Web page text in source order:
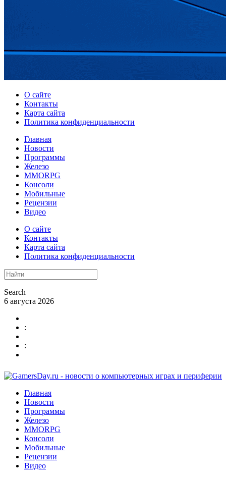
О сайте
Контакты
Карта сайта
Политика конфиденциальности
Главная
Новости
Программы
Железо
MMORPG
Консоли
Мобильные
Рецензии
Видео
О сайте
Контакты
Карта сайта
Политика конфиденциальности
Search
6 августа 2026
:
:
Главная
Новости
Программы
Железо
MMORPG
Консоли
Мобильные
Рецензии
Видео